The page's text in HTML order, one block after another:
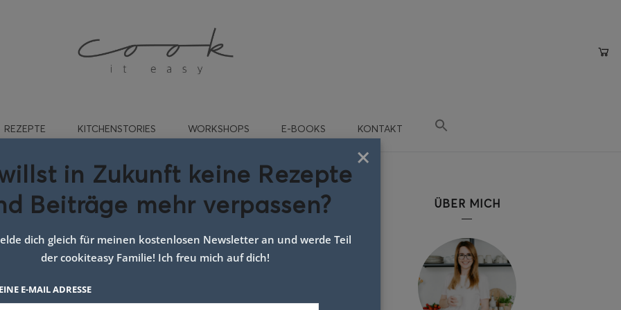
REZEPTE KITCHENSTORIES WORKSHOPS E-BOOKS KONTAKT
im Ofen ÜBER MICH
×
in Zukunft keine Rezepte
Beiträge mehr verpassen?
dich gleich für meinen kostenlosen Newsletter an und werde Teil
der cookiteasy Familie! Ich freu mich auf dich!
E-MAIL ADRESSE